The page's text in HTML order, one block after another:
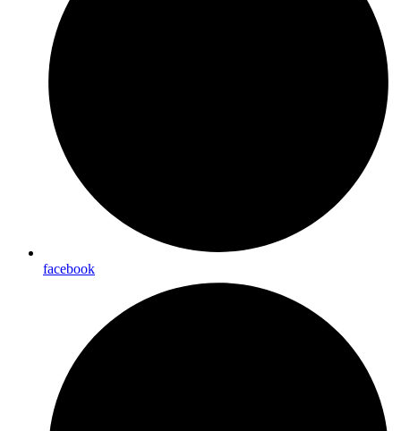
facebook